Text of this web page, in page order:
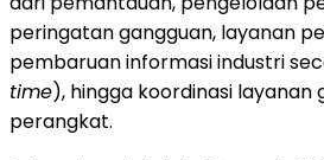
peringatan gangguan, layanan
pembaruan informasi industri
time), hingga koordinasi layanan
perangkat.